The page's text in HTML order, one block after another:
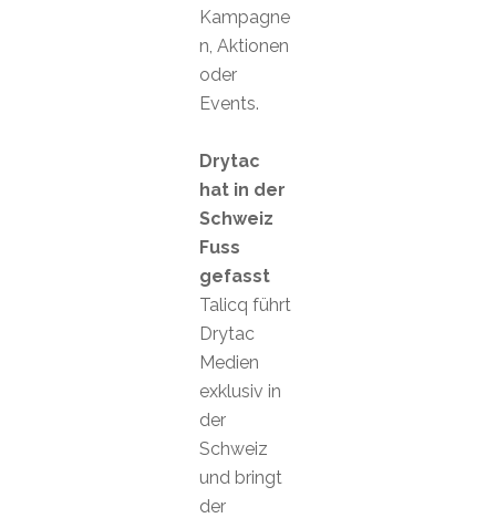
Kampagne
n, Aktionen
oder
Events.
Drytac
hat in der
Schweiz
Fuss
gefasst
Talicq führt
Drytac
Medien
exklusiv in
der
Schweiz
und bringt
der